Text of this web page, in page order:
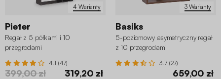
4 Warianty
Pieter
Regał z 5 półkami i 10
przegrodami
4.1 (47)
399,00 zł 319,20 zł
3 Warianty
Basiks
5-poziomowy asymetryczny regał
z 10 przegrodami
3.7 (27)
659,00 zł